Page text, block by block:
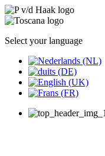
Select your language